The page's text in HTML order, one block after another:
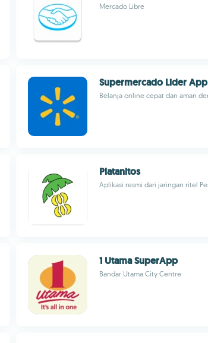
Mercado Libre
Supermercado Lider App
Belanja online cepat dan aman
Platanitos
Aplikasi resmi dari jaringan ritel
1 Utama SuperApp
Bandar Utama City Centre